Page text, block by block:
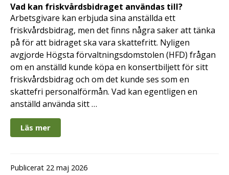
Vad kan friskvårdsbidraget användas till?
Arbetsgivare kan erbjuda sina anställda ett
friskvårdsbidrag, men det finns några saker att tänka
på för att bidraget ska vara skattefritt. Nyligen
avgjorde Högsta förvaltningsdomstolen (HFD) frågan
om en anställd kunde köpa en konsertbiljett för sitt
friskvårdsbidrag och om det kunde ses som en
skattefri personalförmån. Vad kan egentligen en
anställd använda sitt …
Läs mer
Publicerat 22 maj 2026